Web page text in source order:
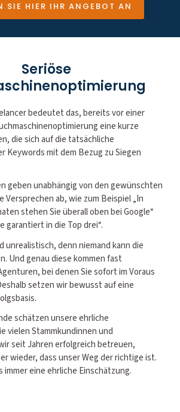
SIE HIER IHR ANGEBOT AN
Seriöse
bedeutet das, bereits vor einer
eine kurze
die sich auf die tatsächliche
Keywords mit dem Bezug zu Siegen
geben unabhängig von den gewünschten
Versprechen ab, wie zum Beispiel „In
stehen Sie überall oben bei Google“
garantiert in die Top drei“.
unrealistisch, denn niemand kann die
Und genau diese kommen fast
bei denen Sie sofort im Voraus
setzen wir bewusst auf eine
schätzen unsere ehrliche
vielen Stammkundinnen und
seit Jahren erfolgreich betreuen,
wieder, dass unser Weg der richtige ist.
immer eine ehrliche Einschätzung.